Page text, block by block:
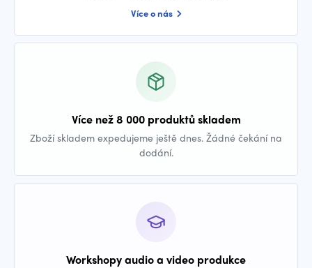
Více o nás
Více než 8 000 produktů skladem
Zboží skladem expedujeme ještě dnes. Žádné čekání na
dodání.
Workshopy audio a video produkce